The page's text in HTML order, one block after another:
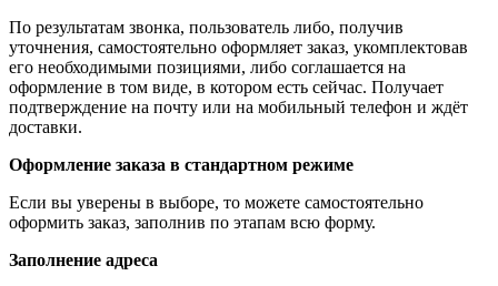
По результатам звонка, пользователь либо, получив
уточнения, самостоятельно оформляет заказ, укомплектовав
его необходимыми позициями, либо соглашается на
оформление в том виде, в котором есть сейчас. Получает
подтверждение на почту или на мобильный телефон и ждёт
доставки.
Оформление заказа в стандартном режиме
Если вы уверены в выборе, то можете самостоятельно
оформить заказ, заполнив по этапам всю форму.
Заполнение адреса